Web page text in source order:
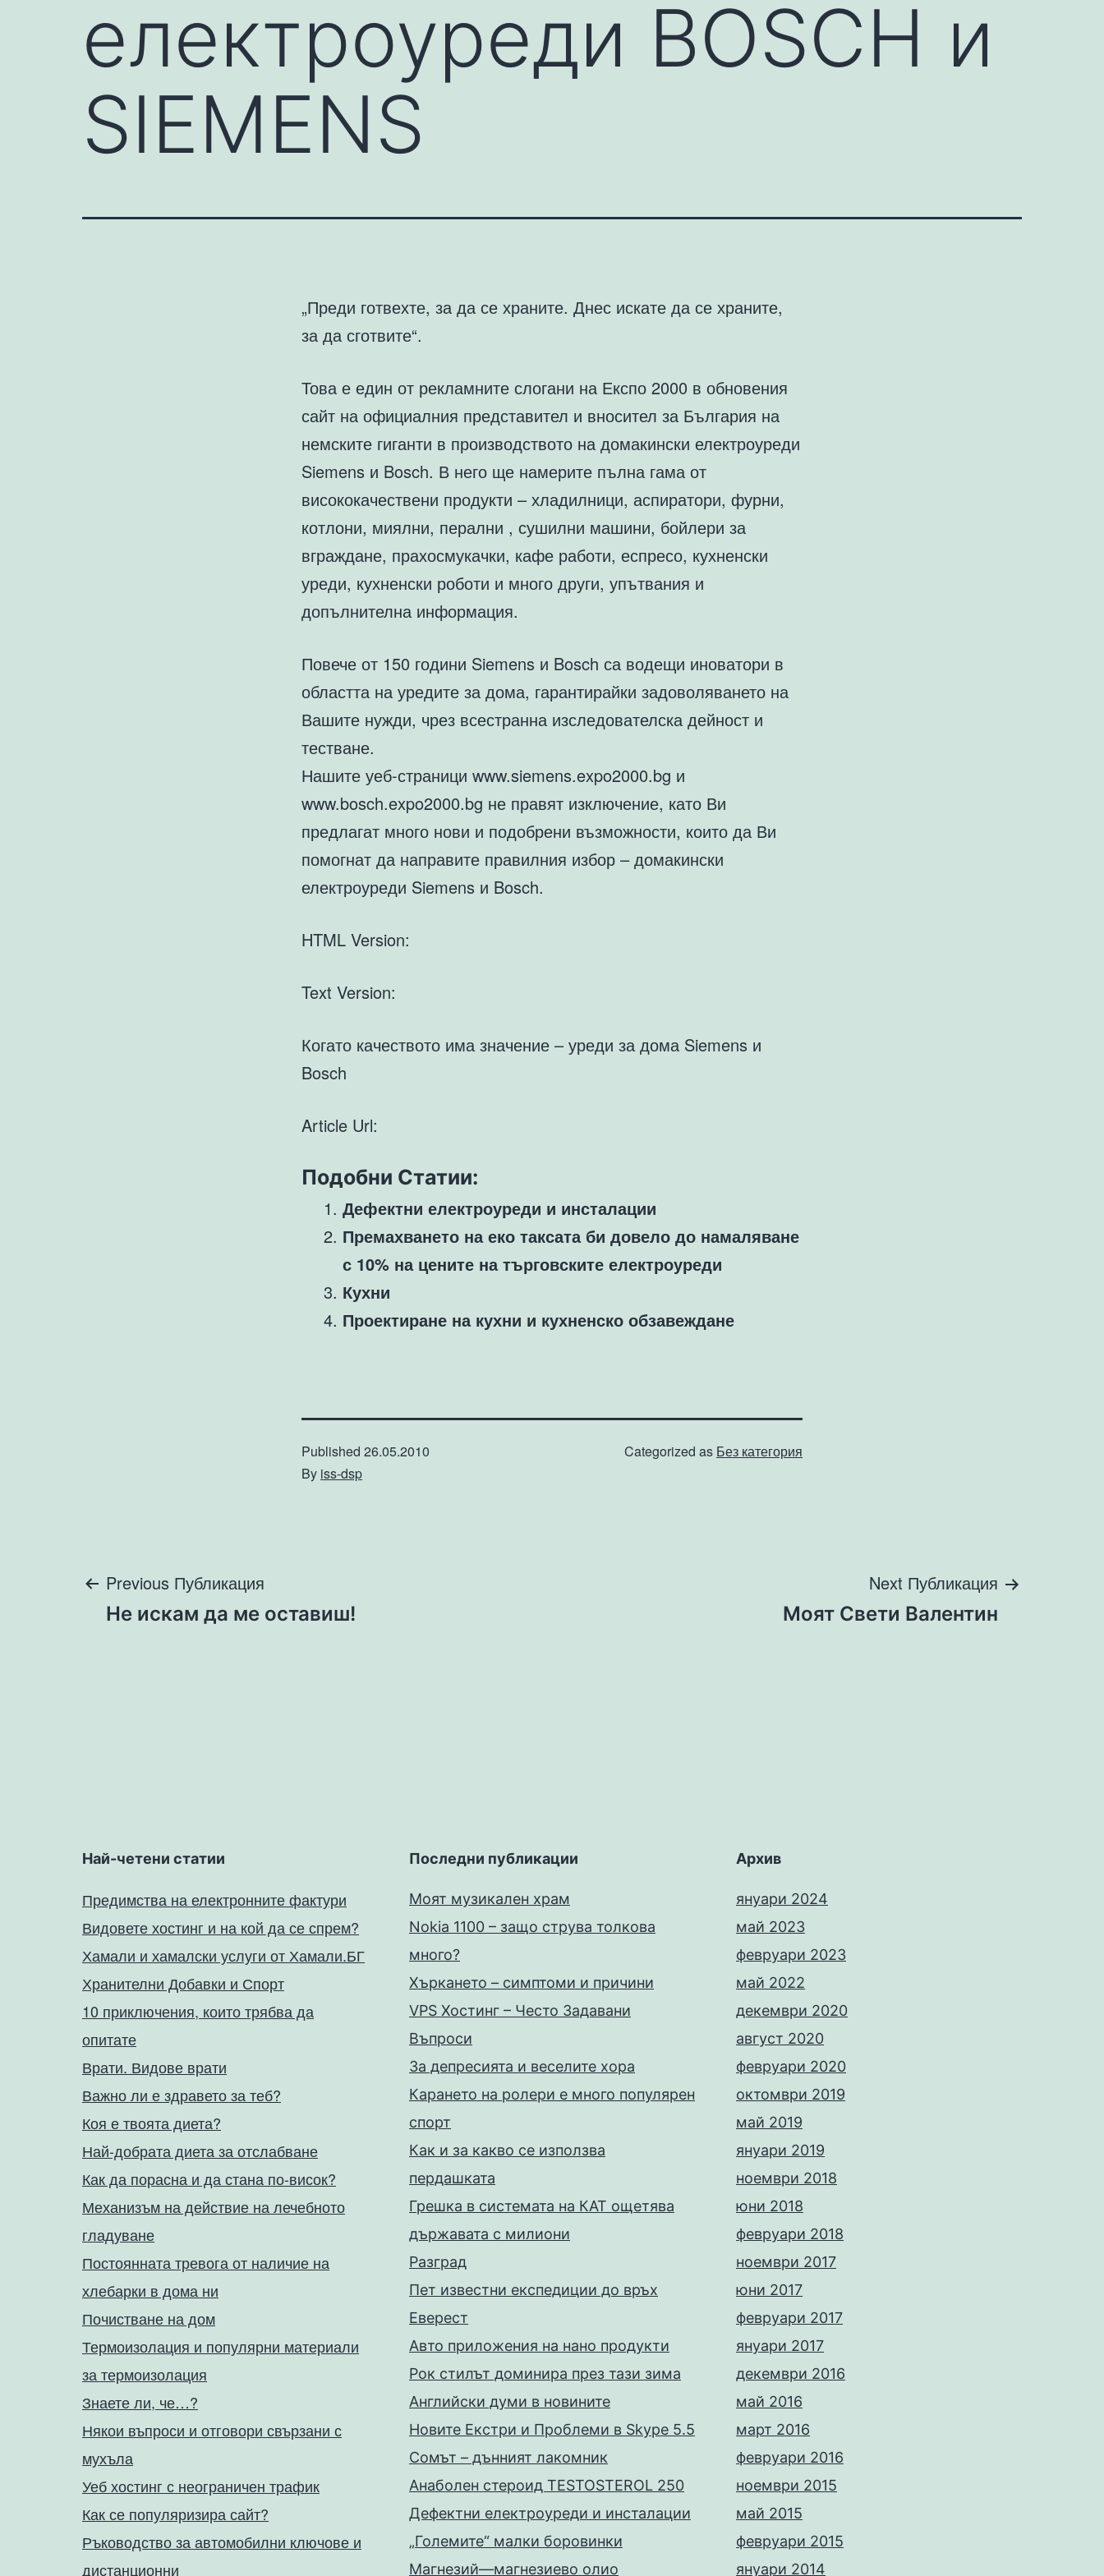
електроуреди BOSCH и
SIEMENS
„Преди готвехте, за да се храните. Днес искате да се храните,
за да сготвите“.
Това е един от рекламните слогани на Експо 2000 в обновения
сайт на официалния представител и вносител за България на
немските гиганти в производството на домакински електроуреди
Siemens и Bosch. В него ще намерите пълна гама от
висококачествени продукти – хладилници, аспиратори, фурни,
котлони, миялни, перални , сушилни машини, бойлери за
вграждане, прахосмукачки, кафе работи, еспресо, кухненски
уреди, кухненски роботи и много други, упътвания и
допълнителна информация.
Повече от 150 години Siemens и Bosch са водещи иноватори в
областта на уредите за дома, гарантирайки задоволяването на
Вашите нужди, чрез всестранна изследователска дейност и
тестване.
Нашите уеб-страници www.siemens.expo2000.bg и
www.bosch.expo2000.bg не правят изключение, като Ви
предлагат много нови и подобрени възможности, които да Ви
помогнат да направите правилния избор – домакински
електроуреди Siemens и Bosch.
HTML Version:
Text Version:
Когато качеството има значение – уреди за дома Siemens и
Bosch
Article Url:
Подобни Статии:
Дефектни електроуреди и инсталации
Премахването на еко таксата би довело до намаляване
с 10% на цените на търговските електроуреди
Кухни
Проектиране на кухни и кухненско обзавеждане
Published 26.05.2010
By iss-dsp
Categorized as Без категория
Навигация
Previous Публикация
Не искам да ме оставиш!
Next Публикация
Моят Свети Валентин
Най-четени статии
Предимства на електронните фактури
Видовете хостинг и на кой да се спрем?
Хамали и хамалски услуги от Хамали.БГ
Хранителни Добавки и Спорт
10 приключения, които трябва да
опитате
Врати. Видове врати
Важно ли е здравето за теб?
Коя е твоята диета?
Най-добрата диета за отслабване
Как да порасна и да стана по-висок?
Механизъм на действие на лечебното
гладуване
Постоянната тревога от наличие на
хлебарки в дома ни
Почистване на дом
Термоизолация и популярни материали
за термоизолация
Знаете ли, че…?
Някои въпроси и отговори свързани с
мухъла
Уеб хостинг с неограничен трафик
Как се популяризира сайт?
Ръководство за автомобилни ключове и
дистанционни
Последни публикации
Моят музикален храм
Nokia 1100 – защо струва толкова
много?
Хъркането – симптоми и причини
VPS Хостинг – Често Задавани
Въпроси
За депресията и веселите хора
Карането на ролери е много популярен
спорт
Как и за какво се използва
пердашката
Грешка в системата на КАТ ощетява
държавата с милиони
Разград
Пет известни експедиции до връх
Еверест
Авто приложения на нано продукти
Рок стилът доминира през тази зима
Английски думи в новините
Новите Екстри и Проблеми в Skype 5.5
Сомът – дънният лакомник
Анаболен стероид TESTOSTEROL 250
Дефектни електроуреди и инсталации
„Големите“ малки боровинки
Магнезий—магнезиево олио
Архив
януари 2024
май 2023
февруари 2023
май 2022
декември 2020
август 2020
февруари 2020
октомври 2019
май 2019
януари 2019
ноември 2018
юни 2018
февруари 2018
ноември 2017
юни 2017
февруари 2017
януари 2017
декември 2016
май 2016
март 2016
февруари 2016
ноември 2015
май 2015
февруари 2015
януари 2014